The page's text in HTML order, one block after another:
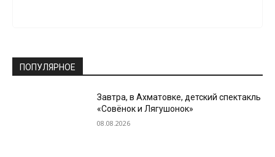
ПОПУЛЯРНОЕ
Завтра, в Ахматовке, детский спектакль
«Совёнок и Лягушонок»
08.08.2026